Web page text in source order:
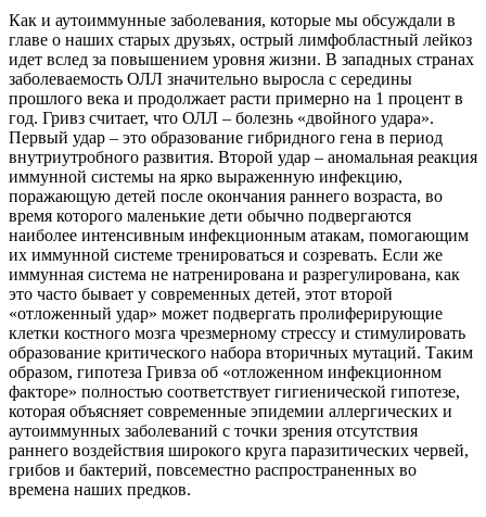
Как и аутоиммунные заболевания, которые мы обсуждали в
главе о наших старых друзьях, острый лимфобластный лейкоз
идет вслед за повышением уровня жизни. В западных странах
заболеваемость ОЛЛ значительно выросла с середины
прошлого века и продолжает расти примерно на 1 процент в
год. Гривз считает, что ОЛЛ – болезнь «двойного удара».
Первый удар – это образование гибридного гена в период
внутриутробного развития. Второй удар – аномальная реакция
иммунной системы на ярко выраженную инфекцию,
поражающую детей после окончания раннего возраста, во
время которого маленькие дети обычно подвергаются
наиболее интенсивным инфекционным атакам, помогающим
их иммунной системе тренироваться и созревать. Если же
иммунная система не натренирована и разрегулирована, как
это часто бывает у современных детей, этот второй
«отложенный удар» может подвергать пролиферирующие
клетки костного мозга чрезмерному стрессу и стимулировать
образование критического набора вторичных мутаций. Таким
образом, гипотеза Гривза об «отложенном инфекционном
факторе» полностью соответствует гигиенической гипотезе,
которая объясняет современные эпидемии аллергических и
аутоиммунных заболеваний с точки зрения отсутствия
раннего воздействия широкого круга паразитических червей,
грибов и бактерий, повсеместно распространенных во
времена наших предков.